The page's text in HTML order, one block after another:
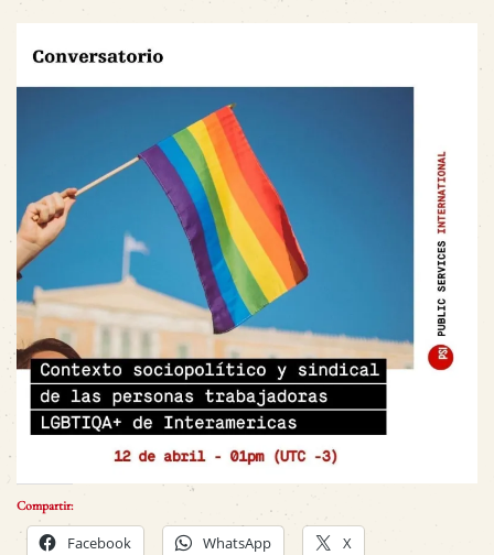
Compartir:
Facebook WhatsApp X